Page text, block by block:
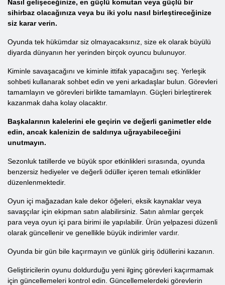
Nasıl gelişeceğinize, en güçlü komutan veya güçlü bir
sihirbaz olacağınıza veya bu iki yolu nasıl birleştireceğinize
siz karar verin.
Oyunda tek hükümdar siz olmayacaksınız, size ek olarak büyülü
diyarda dünyanın her yerinden birçok oyuncu bulunuyor.
Kiminle savaşacağını ve kiminle ittifak yapacağını seç. Yerleşik
sohbeti kullanarak sohbet edin ve yeni arkadaşlar bulun. Görevleri
tamamlayın ve görevleri birlikte tamamlayın. Güçleri birleştirerek
kazanmak daha kolay olacaktır.
Başkalarının kalelerini ele geçirin ve değerli ganimetler elde
edin, ancak kalenizin de saldırıya uğrayabileceğini
unutmayın.
Sezonluk tatillerde ve büyük spor etkinlikleri sırasında, oyunda
benzersiz hediyeler ve değerli ödüller içeren temalı etkinlikler
düzenlenmektedir.
Oyun içi mağazadan kale dekor öğeleri, eksik kaynaklar veya
savaşçılar için ekipman satın alabilirsiniz. Satın alımlar gerçek
para veya oyun içi para birimi ile yapılabilir. Ürün yelpazesi düzenli
olarak güncellenir ve genellikle büyük indirimler vardır.
Oyunda bir gün bile kaçırmayın ve günlük giriş ödüllerini kazanın.
Geliştiricilerin oyunu doldurduğu yeni ilginç görevleri kaçırmamak
için güncellemeleri kontrol edin. Güncellemelerdeki görevlerin